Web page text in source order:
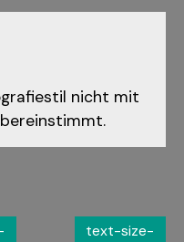
nicht mit
text-size-